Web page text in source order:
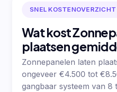
SNEL KOSTENOVERZICHT
Wat kost
plaatsen
Zonnepanelen laten
ongeveer €4.500 tot
gangbaar systeem van 8